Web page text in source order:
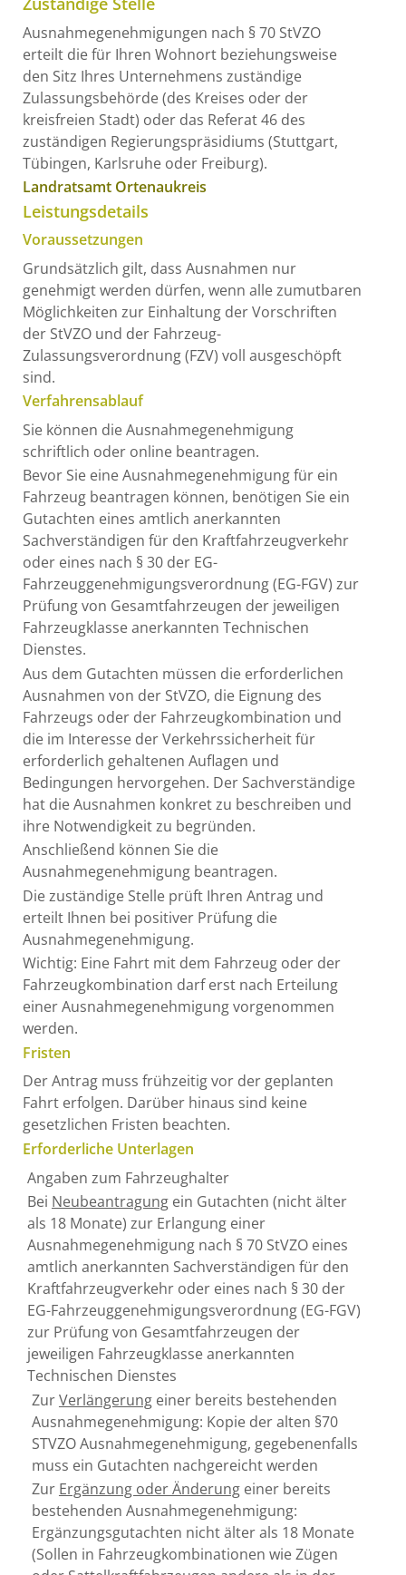
Ausnahmegenehmigungen nach § 70 StVZO
erteilt die für Ihren Wohnort beziehungsweise
den Sitz Ihres Unternehmens zuständige
Zulassungsbehörde (des Kreises oder der
kreisfreien Stadt) oder das Referat 46 des
zuständigen Regierungspräsidiums (Stuttgart,
Tübingen, Karlsruhe oder Freiburg).
Landratsamt Ortenaukreis
Leistungsdetails
Voraussetzungen
Grundsätzlich gilt, dass Ausnahmen nur
genehmigt werden dürfen, wenn alle zumutbaren
Möglichkeiten zur Einhaltung der Vorschriften
der StVZO und der Fahrzeug-
Zulassungsverordnung (FZV) voll ausgeschöpft
sind.
Verfahrensablauf
Sie können die Ausnahmegenehmigung
schriftlich oder online beantragen.
Bevor Sie eine Ausnahmegenehmigung für ein
Fahrzeug beantragen können, benötigen Sie ein
Gutachten eines amtlich anerkannten
Sachverständigen für den Kraftfahrzeugverkehr
oder eines nach § 30 der EG-
Fahrzeuggenehmigungsverordnung (EG-FGV) zur
Prüfung von Gesamtfahrzeugen der jeweiligen
Fahrzeugklasse anerkannten Technischen
Dienstes.
Aus dem Gutachten müssen die erforderlichen
Ausnahmen von der StVZO, die Eignung des
Fahrzeugs oder der Fahrzeugkombination und
die im Interesse der Verkehrssicherheit für
erforderlich gehaltenen Auflagen und
Bedingungen hervorgehen. Der Sachverständige
hat die Ausnahmen konkret zu beschreiben und
ihre Notwendigkeit zu begründen.
Anschließend können Sie die
Ausnahmegenehmigung beantragen.
Die zuständige Stelle prüft Ihren Antrag und
erteilt Ihnen bei positiver Prüfung die
Ausnahmegenehmigung.
Wichtig: Eine Fahrt mit dem Fahrzeug oder der
Fahrzeugkombination darf erst nach Erteilung
einer Ausnahmegenehmigung vorgenommen
werden.
Fristen
Der Antrag muss frühzeitig vor der geplanten
Fahrt erfolgen. Darüber hinaus sind keine
gesetzlichen Fristen beachten.
Erforderliche Unterlagen
Angaben zum Fahrzeughalter
Bei Neubeantragungein Gutachten (nicht älter
als 18 Monate) zur Erlangung einer
Ausnahmegenehmigung nach § 70 StVZO eines
amtlich anerkannten Sachverständigen für den
Kraftfahrzeugverkehr oder eines nach § 30 der
EG-Fahrzeuggenehmigungsverordnung (EG-FGV)
zur Prüfung von Gesamtfahrzeugen der
jeweiligen Fahrzeugklasse anerkannten
Technischen Dienstes
ZurVerlängerungeiner bereits bestehenden
Ausnahmegenehmigung: Kopie der alten §70
STVZO Ausnahmegenehmigung, gegebenenfalls
muss ein Gutachten nachgereicht werden
Zur Ergänzung oder Änderungeiner bereits
bestehenden Ausnahmegenehmigung:
Ergänzungsgutachten nicht älter als 18 Monate
(Sollen in Fahrzeugkombinationen wie Zügen